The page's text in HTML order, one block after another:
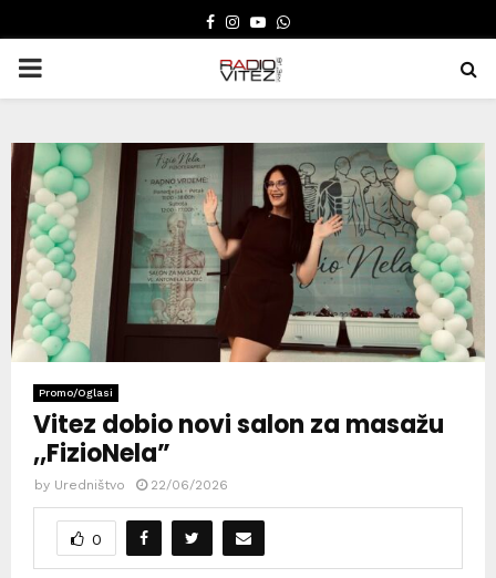
FACEBOOK
INSTAGRAM
YOUTUBE
WHATSAPP
PRIMARY
Promo/Oglasi
Vitez dobio novi salon za masažu
,,FizioNela”
by Uredništvo 22/06/2026
0